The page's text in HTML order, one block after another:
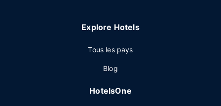
Explore Hotels
Tous les pays
Blog
HotelsOne